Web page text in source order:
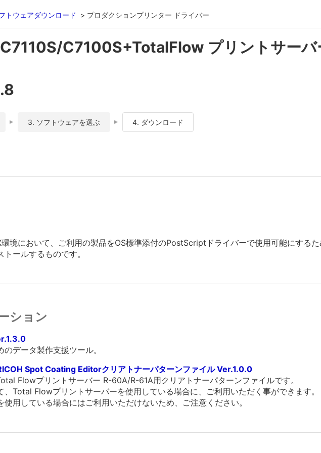
トウェアダウンロード プロダクションプリンター ドライバー
C7100S+TotalFlow プリントサーバ
3. ソフトウェアを選ぶ 4. ダウンロード
境において、ご利用の製品をOS標準添付のPostScriptドライバーで使用可能にする
ールするものです。
ション
データ製作支援ツール。
Spot Coating Editorクリアトナーパターンファイル Ver.1.0.0
Flowプリントサーバー R-60A/R-61A用クリアトナーパターンファイルです。
Total Flowプリントサーバーを使用している場合に、ご利用いただく事ができます。
用している場合にはご利用いただけないため、ご注意ください。